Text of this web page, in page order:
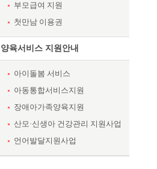
부모급여 지원
첫만남 이용권
양육서비스 지원안내
아이돌봄 서비스
아동통합서비스지원
장애아가족양육지원
산모·신생아 건강관리 지원사업
언어발달지원사업